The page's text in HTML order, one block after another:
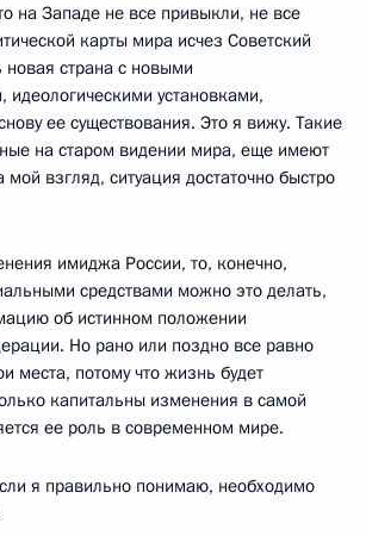
на Западе не все привыкли, не все
карты мира исчез Советский
страна с новыми
идеологическими установками,
ее существования. Это я вижу. Такие
на старом видении мира, еще имеют
взгляд, ситуация достаточно быстро
имиджа России, то, конечно,
средствами можно это делать,
об истинном положении
Но рано или поздно все равно
места, потому что жизнь будет
капитальны изменения в самой
ее роль в современном мире.
я правильно понимаю, необходимо